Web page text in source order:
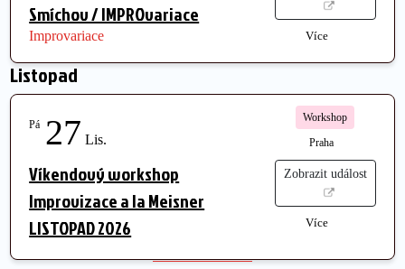
Smíchov / IMPROvariace
Improvariace Více
Listopad
Pá 27 Lis.
Workshop
Praha
Víkendový workshop
Improvizace a la Meisner
LISTOPAD 2026
Zobrazit událost
Více